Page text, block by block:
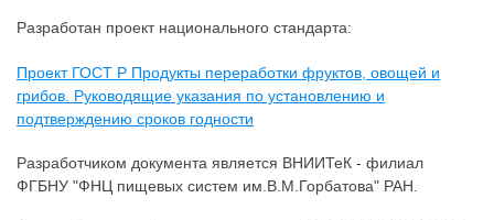
Разработан проект национального стандарта:
Проект ГОСТ Р Продукты переработки фруктов, овощей и
грибов. Руководящие указания по установлению и
подтверждению сроков годности
Разработчиком документа является ВНИИТеК - филиал
ФГБНУ "ФНЦ пищевых систем им.В.М.Горбатова" РАН.